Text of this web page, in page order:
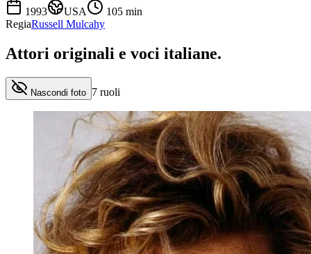
1993
USA 105 min
RegiaRussell Mulcahy
Attori originali e voci italiane.
Nascondi foto 7 ruoli